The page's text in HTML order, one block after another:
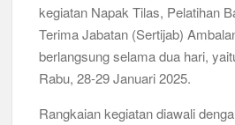
Perkuat Kepemimpinan dan
Dianpinsa serta Musppanitera 2026
Bukan Cuma Kemah! Pramuka SMK
kegiatan Napak Tilas, Pelatihan
Terima Jabatan (Sertijab)
berlangsung selama dua hari,
Rabu, 28-29 Januari 2025.
Rangkaian kegiatan diawali